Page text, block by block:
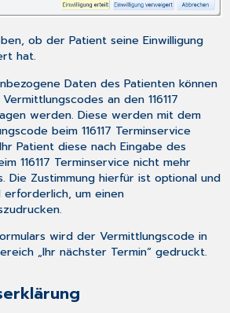
ob der Patient seine Einwilligung
hat.
Daten des Patienten können
an den 116117
werden. Diese werden mit dem
beim 116117 Terminservice
Patient diese nach Eingabe des
116117 Terminservice nicht mehr
Die Zustimmung hierfür ist optional und
um einen
wird der Vermittlungscode in
„Ihr nächster Termin“ gedruckt.